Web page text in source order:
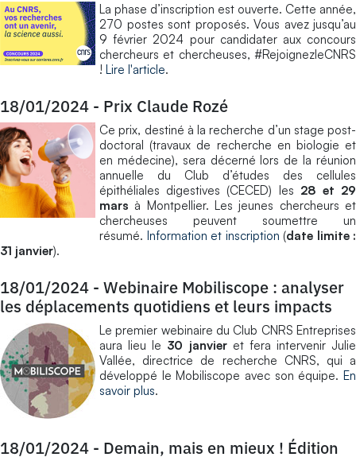
La phase d’inscription est ouverte. Cette année,
270 postes sont proposés. Vous avez jusqu’au
9 février 2024 pour candidater aux concours
chercheurs et chercheuses, #RejoignezleCNRS
! Lire l'article.
18/01/2024 - Prix Claude Rozé
Ce prix, destiné à la recherche d’un stage post-
doctoral (travaux de recherche en biologie et
en médecine), sera décerné lors de la réunion
annuelle du Club d’études des cellules
épithéliales digestives (CECED) les 28 et 29
mars à Montpellier. Les jeunes chercheurs et
chercheuses peuvent soumettre un
résumé. Information et inscription (date limite :
31 janvier).
18/01/2024 - Webinaire Mobiliscope : analyser
les déplacements quotidiens et leurs impacts
Le premier webinaire du Club CNRS Entreprises
aura lieu le 30 janvieret fera intervenir Julie
Vallée, directrice de recherche CNRS, qui a
développé le Mobiliscope avec son équipe. En
savoir plus.
18/01/2024 - Demain, mais en mieux ! Édition